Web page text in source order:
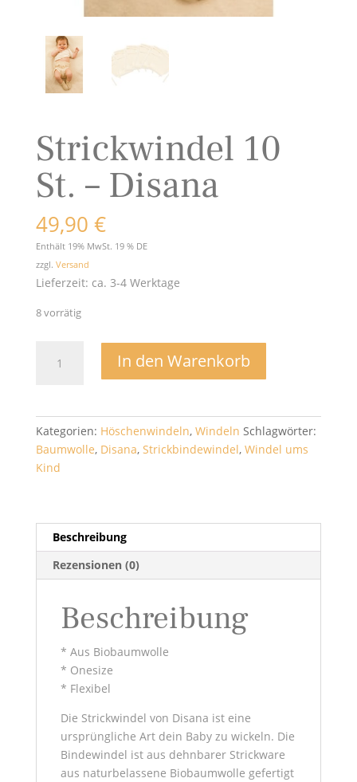
Strickwindel 10
St. – Disana
49,90 €
Enthält 19% MwSt. 19 % DE
zzgl. Versand
Lieferzeit: ca. 3-4 Werktage
8 vorrätig
Menge
In den Warenkorb
Kategorien: Höschenwindeln, Windeln Schlagwörter:
Baumwolle, Disana, Strickbindewindel, Windel ums
Kind
Beschreibung
Rezensionen (0)
Beschreibung
* Aus Biobaumwolle
* Onesize
* Flexibel
Die Strickwindel von Disana ist eine
ursprüngliche Art dein Baby zu wickeln. Die
Bindewindel ist aus dehnbarer Strickware
aus naturbelassene Biobaumwolle gefertigt